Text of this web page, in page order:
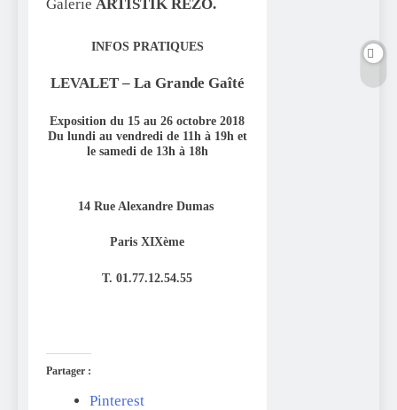
Galerie ARTISTIK REZO.
INFOS PRATIQUES
LEVALET – La Grande Gaîté
Exposition du 15 au 26 octobre 2018
Du lundi au vendredi de 11h à 19h et
le samedi de 13h à 18h
14 Rue Alexandre Dumas
Paris XIXème
T. 01.77.12.54.55
Partager :
Pinterest